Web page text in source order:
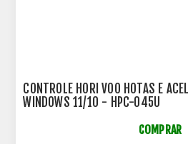
CONTROLE HORI VOO HOTAS E
WINDOWS 11/10 - HPC-045U
COMPRAR